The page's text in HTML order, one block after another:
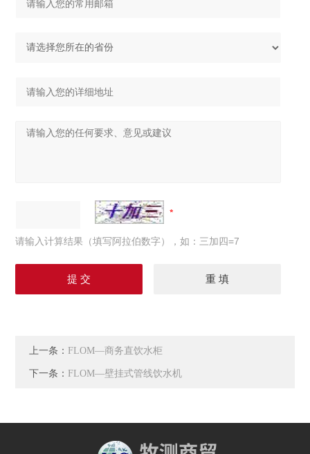
请输入计算结果（填写阿拉伯数字），如：三加四=7
上一条： FLOM—商务直饮水柜
下一条： FLOM—壁挂式管线饮水机